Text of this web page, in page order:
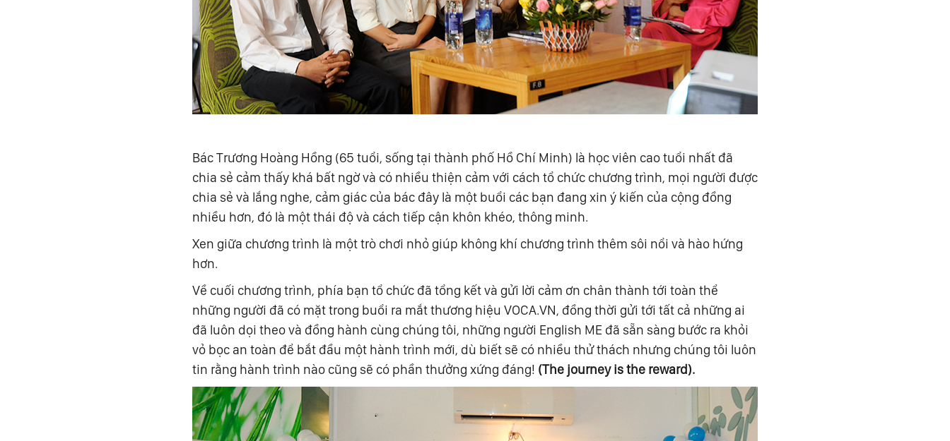
Bác Trương Hoàng Hồng (65 tuổi, sống tại thành phố Hồ Chí Minh) là học viên cao tuổi nhất đã
chia sẻ cảm thấy khá bất ngờ và có nhiều thiện cảm với cách tổ chức chương trình, mọi người được
chia sẻ và lắng nghe, cảm giác của bác đây là một buổi các bạn đang xin ý kiến của cộng đồng
nhiều hơn, đó là một thái độ và cách tiếp cận khôn khéo, thông minh.
Xen giữa chương trình là một trò chơi nhỏ giúp không khí chương trình thêm sôi nổi và hào hứng
hơn.
Về cuối chương trình, phía bạn tổ chức đã tổng kết và gửi lời cảm ơn chân thành tới toàn thể
những người đã có mặt trong buổi ra mắt thương hiệu VOCA.VN, đồng thời gửi tới tất cả những ai
đã luôn dọi theo và đồng hành cùng chúng tôi, những người English ME đã sẵn sàng bước ra khỏi
vỏ bọc an toàn để bắt đầu một hành trình mới, dù biết sẽ có nhiều thử thách nhưng chúng tôi luôn
tin rằng hành trình nào cũng sẽ có phần thưởng xứng đáng! (The journey is the reward).